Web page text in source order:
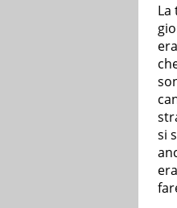
La
si